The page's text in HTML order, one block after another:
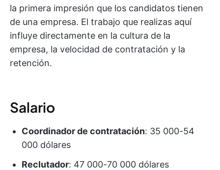
la primera impresión que los candidatos tienen
de una empresa. El trabajo que realizas aquí
influye directamente en la cultura de la
empresa, la velocidad de contratación y la
retención.
Salario
Coordinador de contratación: 35 000-54
000 dólares
Reclutador: 47 000-70 000 dólares